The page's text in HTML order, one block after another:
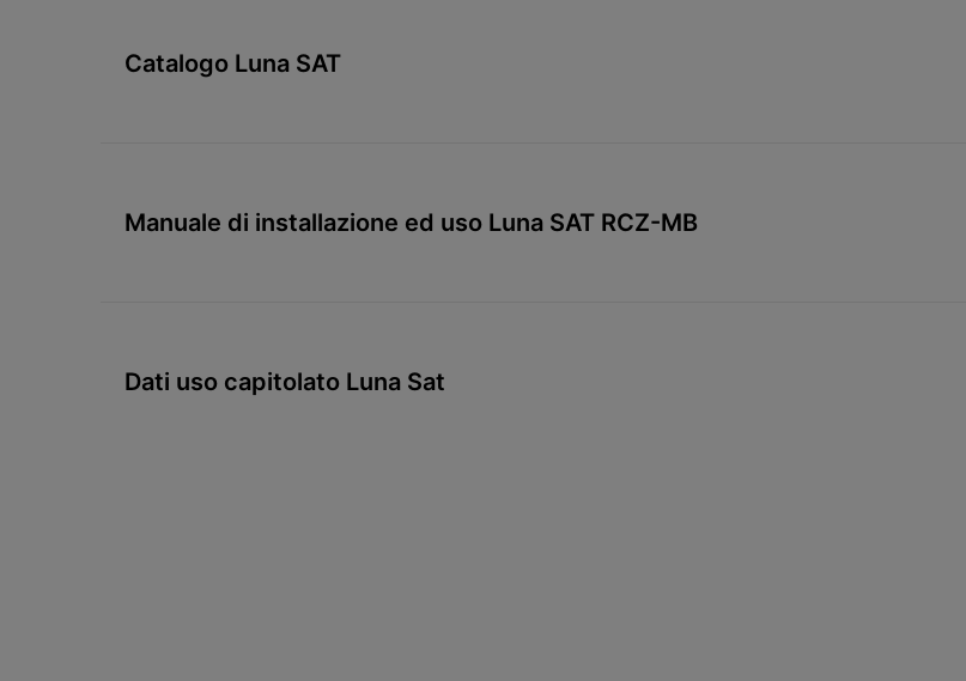
Catalogo Luna SAT
Manuale di installazione ed uso Luna SAT RCZ-MB
Dati uso capitolato Luna Sat